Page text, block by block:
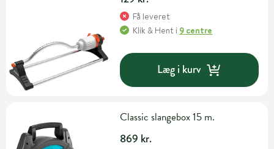
Få leveret
Klik & Hent i 9 centre
Læg i kurv
Classic slangebox 15 m.
869 kr.